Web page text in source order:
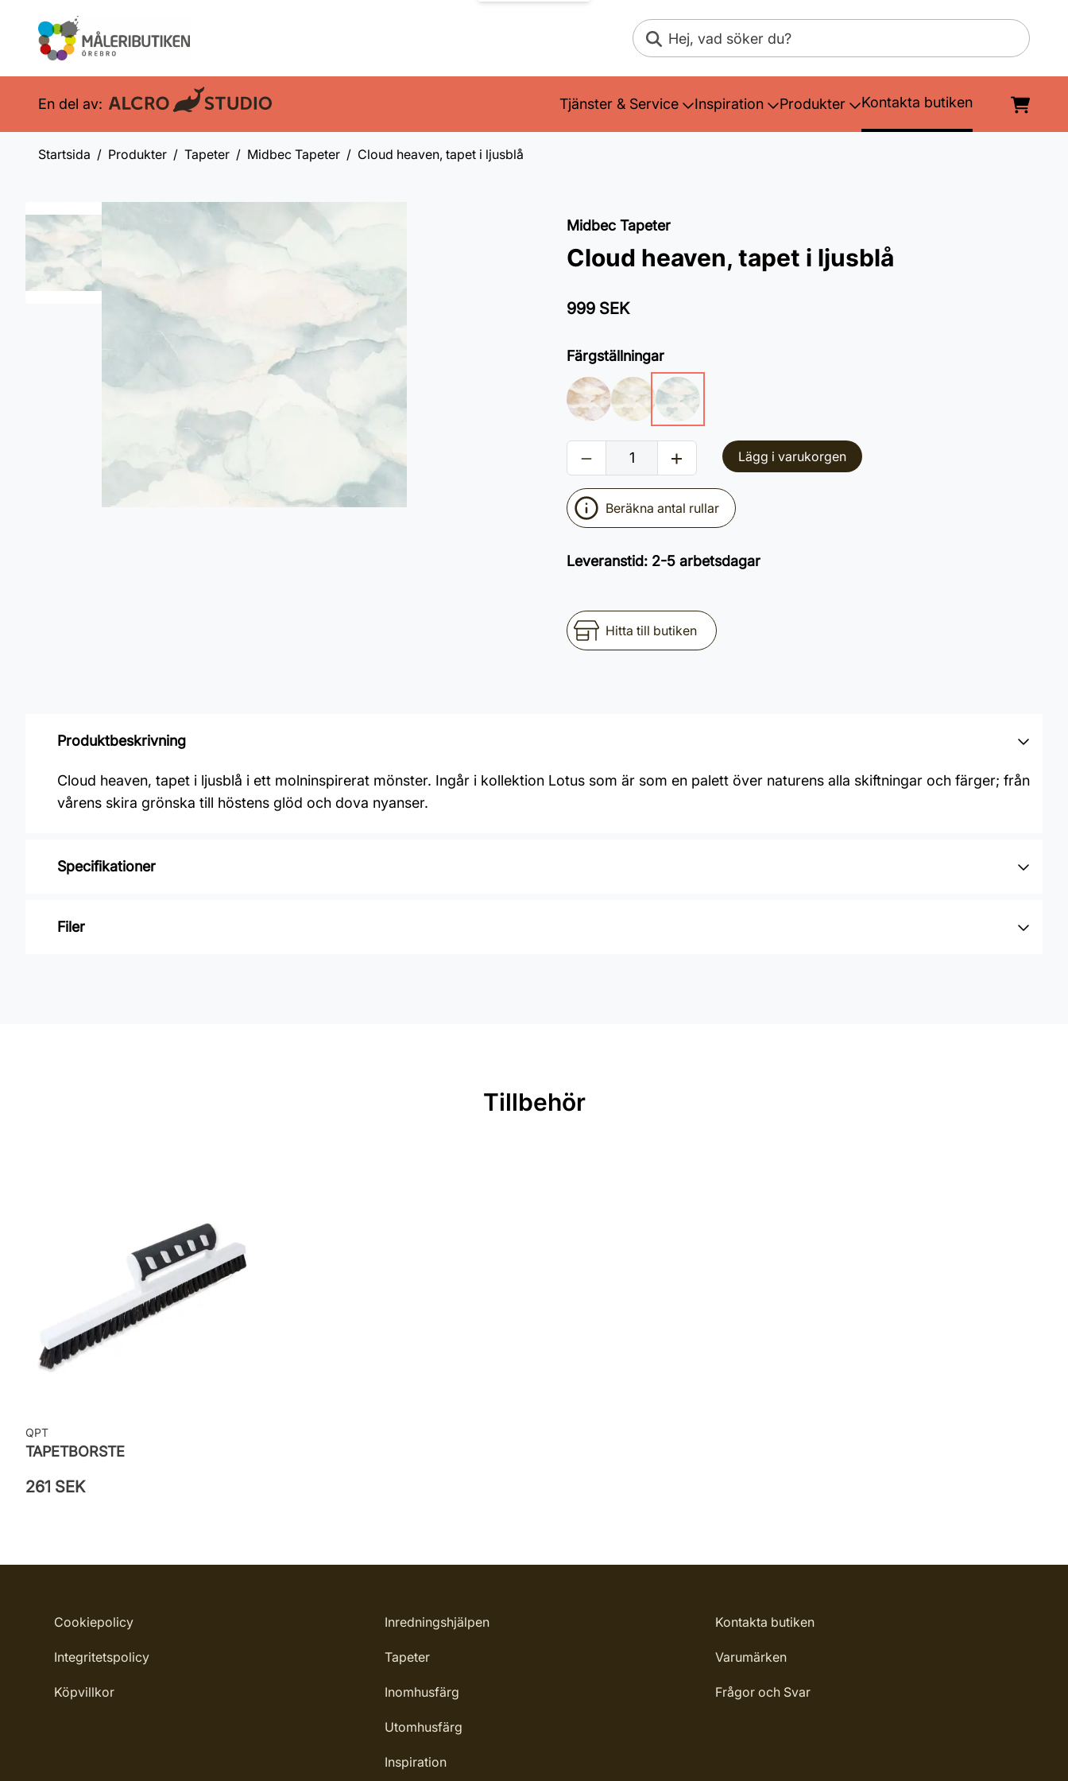
Sök
En del av: Tjänster & Service Inspiration Produkter Kontakta butiken
Startsida Produkter Tapeter Midbec Tapeter Cloud heaven, tapet i ljusblå
Midbec Tapeter
Cloud heaven, tapet i ljusblå
999 SEK
Färgställningar
Lägg i varukorgen
Beräkna antal rullar
Leveranstid: 2-5 arbetsdagar
Hitta till butiken
Produktbeskrivning
Cloud heaven, tapet i ljusblå i ett molninspirerat mönster. Ingår i kollektion Lotus som är som en palett över naturens alla skiftningar och färger; från
vårens skira grönska till höstens glöd och dova nyanser.
Specifikationer
Varumärke: Midbec Tapeter
Filer
Tillbehör
QPT
TAPETBORSTE
261 SEK
Cookiepolicy
Integritetspolicy
Köpvillkor
Inredningshjälpen
Tapeter
Inomhusfärg
Utomhusfärg
Inspiration
Kontakta butiken
Varumärken
Frågor och Svar